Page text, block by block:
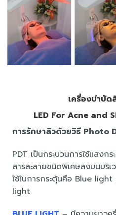
เครื่องบำบั
LED For Acne and
การรักษาสิวด้วยวิธี Photo
PDT เป็นกระบวนการใช้แสงก
สารละลายชนิดพิเศษลงบนบริ
ใช้ในการกระตุ้นคือ Blue
light